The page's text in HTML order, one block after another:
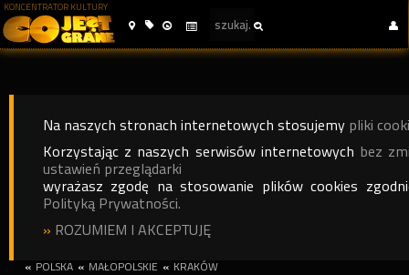
KONCENTRATOR KULTURY
Na naszych stronach internetowych stosujemy pliki
Korzystając z naszych serwisów internetowych bez
ustawień przeglądarki
wyrażasz zgodę na stosowanie plików cookies
Polityką Prywatności.
» ROZUMIEM I AKCEPTUJĘ
« POLSKA « MAŁOPOLSKIE « KRAKÓW